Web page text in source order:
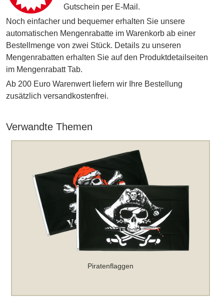
Gutschein per E-Mail.
Noch einfacher und bequemer erhalten Sie unsere
automatischen Mengenrabatte im Warenkorb ab einer
Bestellmenge von zwei Stück. Details zu unseren
Mengenrabatten erhalten Sie auf den Produktdetailseiten
im Mengenrabatt Tab.
Ab 200 Euro Warenwert liefern wir Ihre Bestellung
zusätzlich versandkostenfrei.
Verwandte Themen
Piratenflaggen